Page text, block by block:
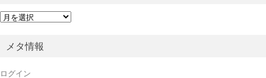
ア
イメタ情報
ログイン